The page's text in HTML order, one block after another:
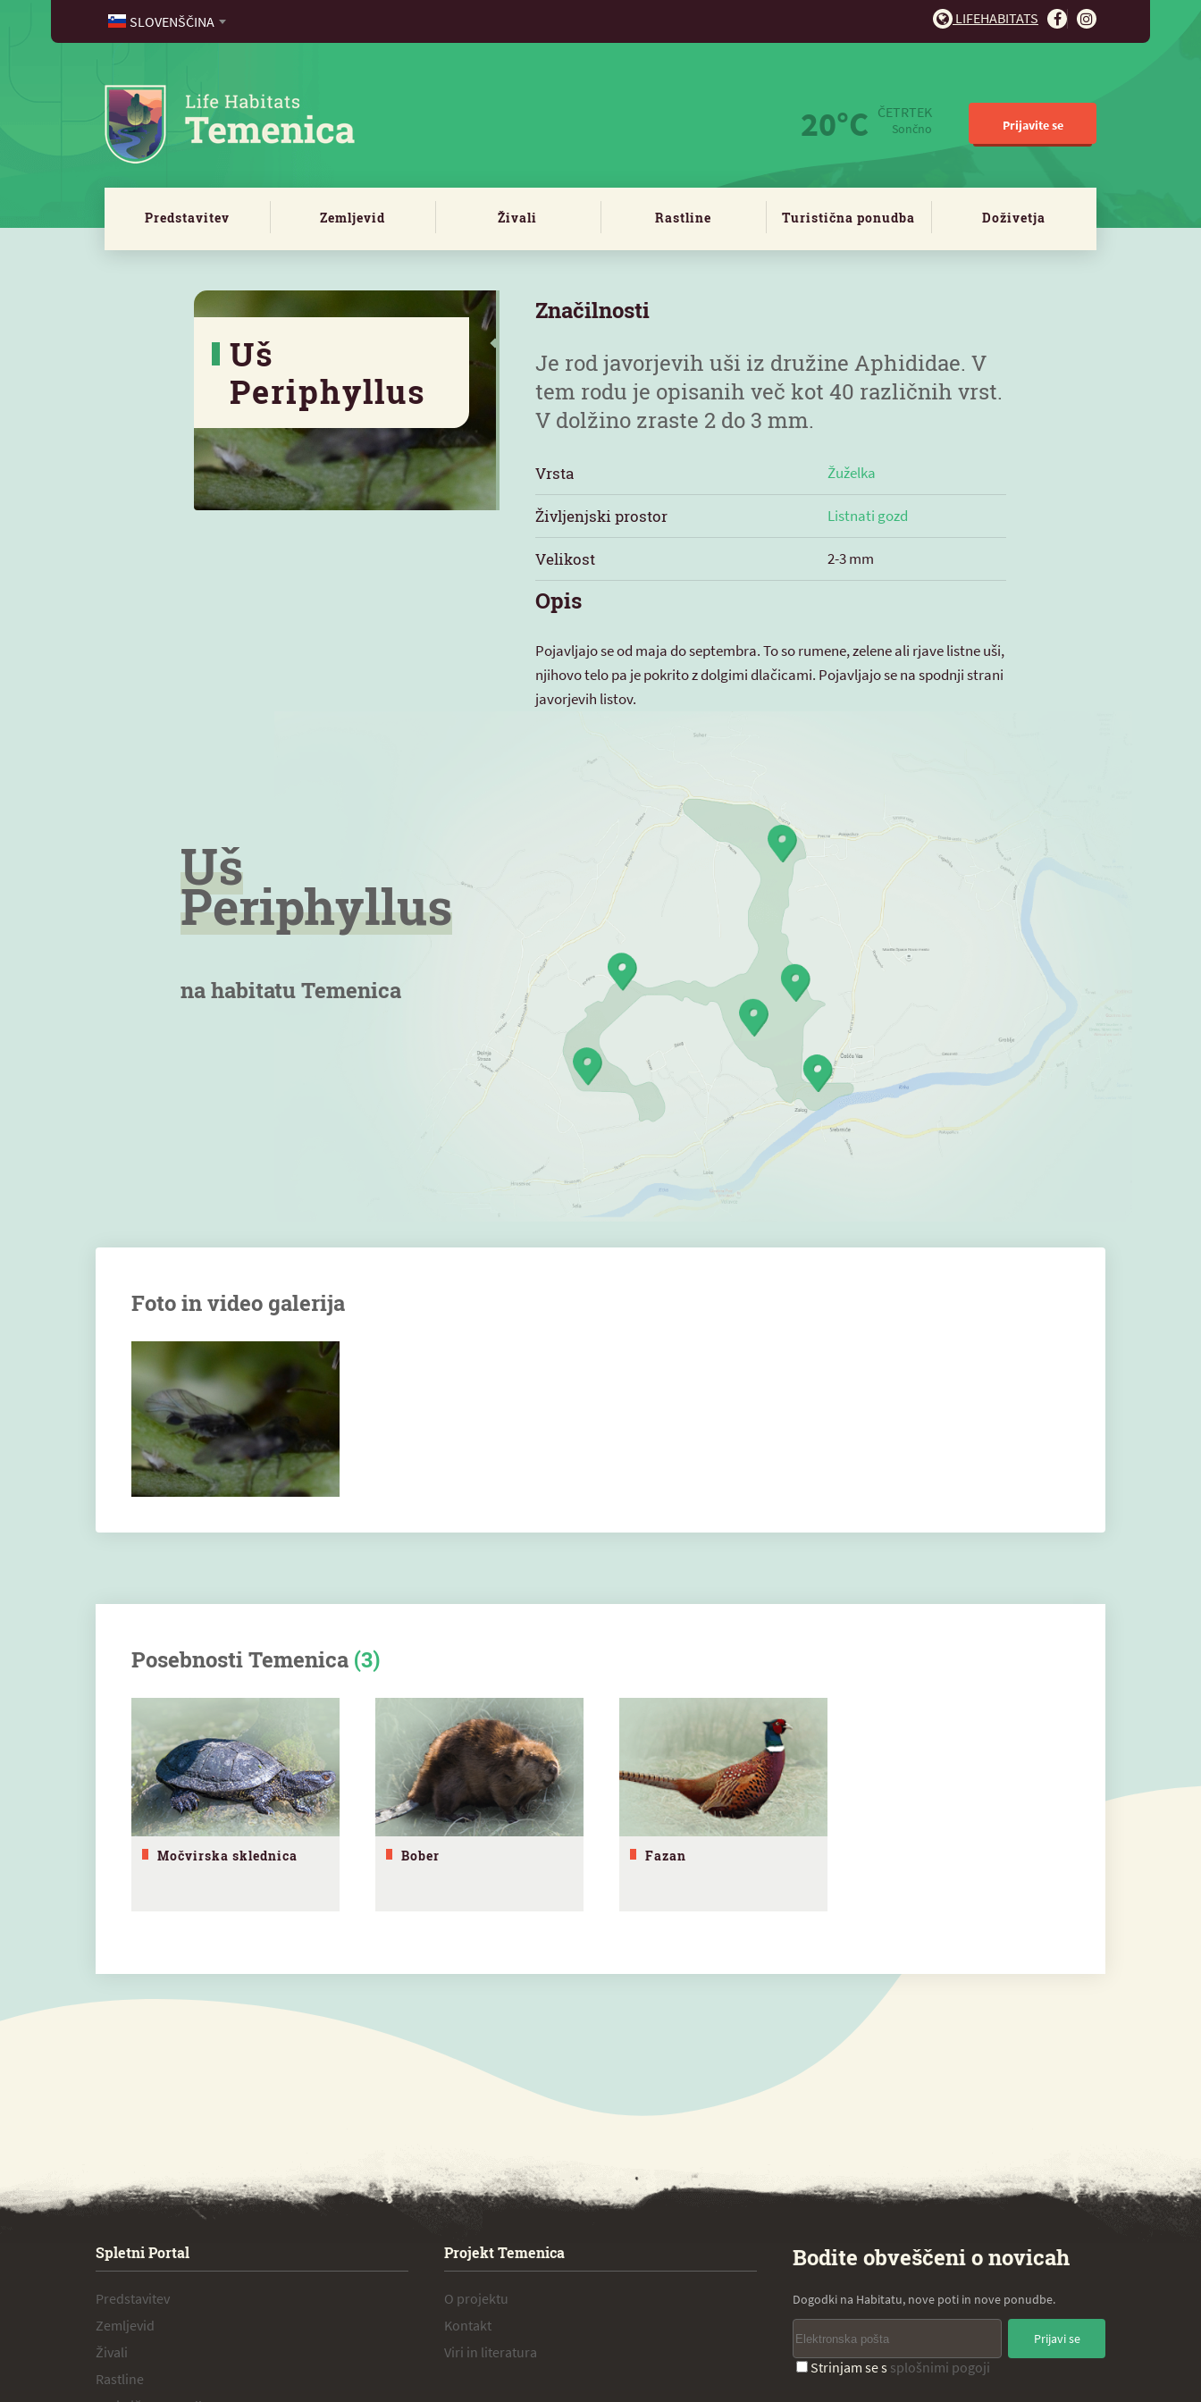
SLOVENŠČINA LIFEHABITATS
20°C ČETRTEK
Sončno Prijavite se
Predstavitev Zemljevid Živali Rastline Turistična ponudba Doživetja
Uš
Periphyllus
Značilnosti
Je rod javorjevih uši iz družine Aphididae. V
tem rodu je opisanih več kot 40 različnih vrst.
V dolžino zraste 2 do 3 mm.
Vrsta Žuželka
Življenjski prostor Listnati gozd
Velikost 2-3 mm
Opis
Pojavljajo se od maja do septembra. To so rumene, zelene ali rjave listne uši,
njihovo telo pa je pokrito z dolgimi dlačicami. Pojavljajo se na spodnji strani
javorjevih listov.
Uš
Periphyllus
na habitatu Temenica
Foto in video galerija
Posebnosti Temenica (3)
Močvirska sklednica Bober Fazan
Spletni Portal
Predstavitev
Zemljevid
Živali
Rastline
Projekt Temenica
O projektu
Kontakt
Viri in literatura
Bodite obveščeni o novicah
Dogodki na Habitatu, nove poti in nove ponudbe.
Prijavi se
Strinjam se s splošnimi pogoji